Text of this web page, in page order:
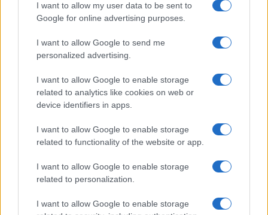
I want to allow my user data to be sent to
Google for online advertising purposes.
I want to allow Google to send me
personalized advertising.
I want to allow Google to enable storage
related to analytics like cookies on web or
device identifiers in apps.
I want to allow Google to enable storage
related to functionality of the website or app.
I want to allow Google to enable storage
related to personalization.
I want to allow Google to enable storage
Atmospheric Administration» e
(IPCC), il Gruppo intergovernativo sul
cambiamento climatico che
governativo americano di pura propaganda
climatista: ma su queste affermazioni avranno
buon gioco gli scienziati veri a sbugiardare questo
papa bugiardo. Il punto è che le cose non stanno
affatto così.
Al di là della confusione, della contraddizione per
colonialismo occidentale, dunque ancorata a